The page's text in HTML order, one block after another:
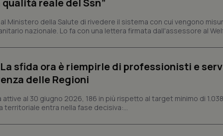
reale del Ssn”
Ministero della Salute di rivedere il sistema con cui vengono
nazionale. Lo fa con una lettera firmata dall'assessore al
sfida ora è riempirle di professionisti e
delle Regioni
attive al 30 giugno 2026, 186 in più rispetto al target minimo di
territoriale entra nella fase decisiva:...
.youtube.com
settimane
scelte di consenso e privacy
interazione con il sito. Registra i
del visitatore riguardo a varie
preferenze siano onorate nelle
CookieScript
www.quotidianosanita.it
5 mesi 3
settimane
Questo cookie viene utilizzato
Script.com per ricordare le
www.quotidianosanita.it
4
settimane
Questo cookie è impostato